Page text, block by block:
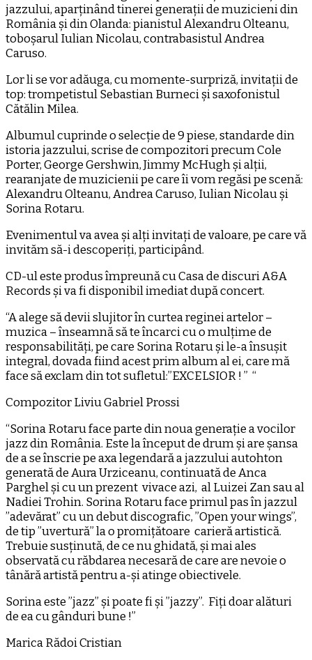
jazzului, aparținând tinerei generații de muzicieni din
România și din Olanda: pianistul Alexandru Olteanu,
toboșarul Iulian Nicolau, contrabasistul Andrea
Caruso.
Lor li se vor adăuga, cu momente-surpriză, invitații de
top: trompetistul Sebastian Burneci și saxofonistul
Cătălin Milea.
Albumul cuprinde o selecție de 9 piese, standarde din
istoria jazzului, scrise de compozitori precum Cole
Porter, George Gershwin, Jimmy McHugh și alții,
rearanjate de muzicienii pe care îi vom regăsi pe scenă:
Alexandru Olteanu, Andrea Caruso, Iulian Nicolau și
Sorina Rotaru.
Evenimentul va avea și alți invitați de valoare, pe care vă
invităm să-i descoperiți, participând.
CD-ul este produs împreună cu Casa de discuri A&A
Records și va fi disponibil imediat după concert.
“A alege să devii slujitor în curtea reginei artelor –
muzica – înseamnă să te încarci cu o mulțime de
responsabilități, pe care Sorina Rotaru și le-a însușit
integral, dovada fiind acest prim album al ei, care mă
face să exclam din tot sufletul:”EXCELSIOR ! ” “
Compozitor Liviu Gabriel Prossi
“Sorina Rotaru face parte din noua generație a vocilor
jazz din România. Este la început de drum și are șansa
de a se înscrie pe axa legendară a jazzului autohton
generată de Aura Urziceanu, continuată de Anca
Parghel și cu un prezent vivace azi, al Luizei Zan sau al
Nadiei Trohin. Sorina Rotaru face primul pas în jazzul
”adevărat” cu un debut discografic, ”Open your wings”,
de tip ”uvertură” la o promițătoare carieră artistică.
Trebuie susținută, de ce nu ghidată, și mai ales
observată cu răbdarea necesară de care are nevoie o
tânără artistă pentru a-și atinge obiectivele.
Sorina este ”jazz” și poate fi și ”jazzy”. Fiți doar alături
de ea cu gânduri bune !”
Marica Rădoi Cristian